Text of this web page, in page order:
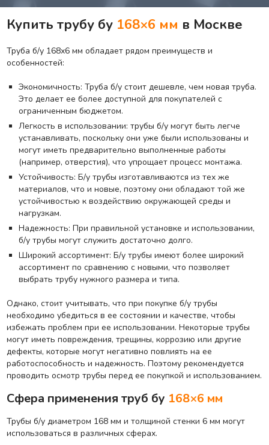
Купить трубу бу 168×6 мм в Москве
Труба б/у 168х6 мм обладает рядом преимуществ и
особенностей:
Экономичность: Труба б/у стоит дешевле, чем новая труба.
Это делает ее более доступной для покупателей с
ограниченным бюджетом.
Легкость в использовании: трубы б/у могут быть легче
устанавливать, поскольку они уже были использованы и
могут иметь предварительно выполненные работы
(например, отверстия), что упрощает процесс монтажа.
Устойчивость: Б/у трубы изготавливаются из тех же
материалов, что и новые, поэтому они обладают той же
устойчивостью к воздействию окружающей среды и
нагрузкам.
Надежность: При правильной установке и использовании,
б/у трубы могут служить достаточно долго.
Широкий ассортимент: Б/у трубы имеют более широкий
ассортимент по сравнению с новыми, что позволяет
выбрать трубу нужного размера и типа.
Однако, стоит учитывать, что при покупке б/у трубы
необходимо убедиться в ее состоянии и качестве, чтобы
избежать проблем при ее использовании. Некоторые трубы
могут иметь повреждения, трещины, коррозию или другие
дефекты, которые могут негативно повлиять на ее
работоспособность и надежность. Поэтому рекомендуется
проводить осмотр трубы перед ее покупкой и использованием.
Сфера применения труб бу 168×6 мм
Трубы б/у диаметром 168 мм и толщиной стенки 6 мм могут
использоваться в различных сферах.